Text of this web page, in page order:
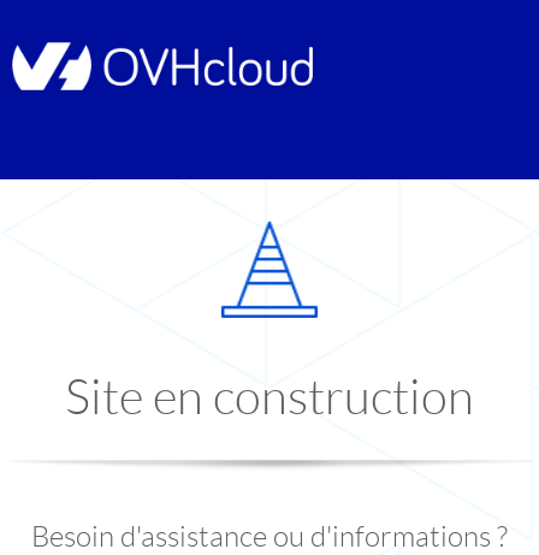
Site en construction
Besoin d'assistance ou d'informations ?